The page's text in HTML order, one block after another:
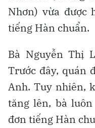
Nhơn) vừa được
tiếng Hàn chuẩn.
Bà Nguyễn Thị
Trước đây, quán
Anh. Tuy nhiên,
tăng lên, bà
đơn tiếng Hàn